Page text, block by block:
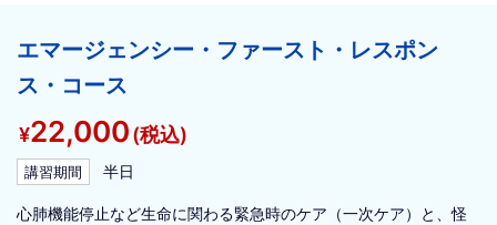
エマージェンシー・ファースト・レスポン
ス・コース
¥22,000(税込)
講習期間 半日
心肺機能停止など生命に関わる緊急時のケア（一次ケア）と、怪